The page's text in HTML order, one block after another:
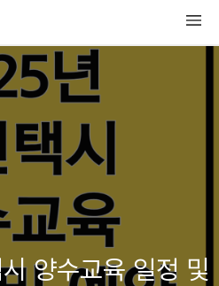
양수교육 일정 및